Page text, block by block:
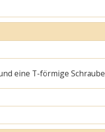
eine T-förmige Schraube